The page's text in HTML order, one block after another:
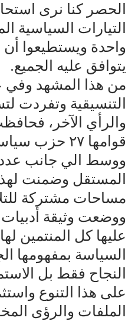
الحصر كنا نرى
التيارات السياسية
واحدة ويستطيعوا أن
يتوافق عليه الجميع.
التنسيقية وتفردت
والرأي الآخر،
قوامها ٢٧
ووسط الي جانب
المستقل وضمنت
مساحات مشتركة
ووضعت وثيقة أدبيات
عليها كل المنتمين
السياسة بمفهومها
النجاح فقط بل
على هذا التنوع
الملفات والرؤى